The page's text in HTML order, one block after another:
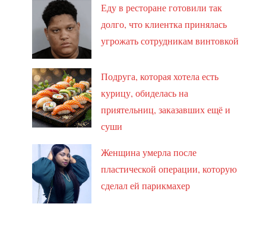
Еду в ресторане готовили так
долго, что клиентка принялась
угрожать сотрудникам винтовкой
Подруга, которая хотела есть
курицу, обиделась на
приятельниц, заказавших ещё и
суши
Женщина умерла после
пластической операции, которую
сделал ей парикмахер